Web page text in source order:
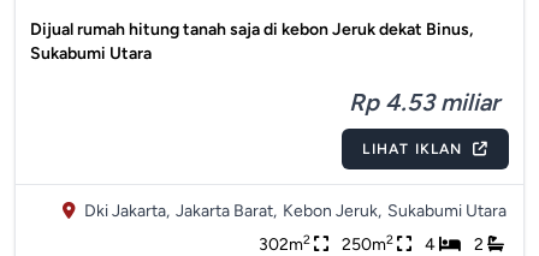
Dijual rumah hitung tanah saja di kebon Jeruk dekat Binus,
Sukabumi Utara
Rp 4.53 miliar
LIHAT IKLAN
Dki Jakarta, Jakarta Barat, Kebon Jeruk, Sukabumi Utara
302m2 250m2 4 2